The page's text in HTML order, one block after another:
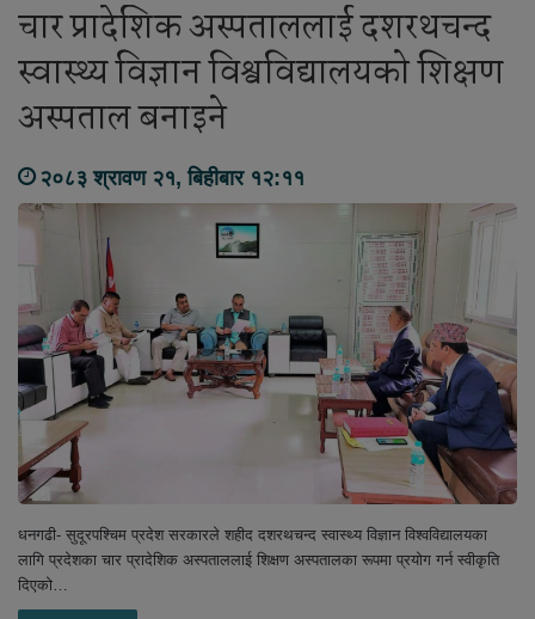
चार प्रादेशिक अस्पताललाई दशरथचन्द
स्वास्थ्य विज्ञान विश्वविद्यालयको शिक्षण
अस्पताल बनाइने
२०८३ श्रावण २१, बिहीबार १२:११
धनगढी- सुदूरपश्चिम प्रदेश सरकारले शहीद दशरथचन्द स्वास्थ्य विज्ञान विश्वविद्यालयका
लागि प्रदेशका चार प्रादेशिक अस्पताललाई शिक्षण अस्पतालका रूपमा प्रयोग गर्न स्वीकृति
दिएको…